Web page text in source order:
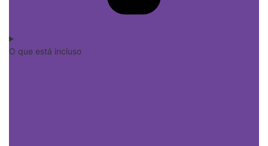
O que está incluso